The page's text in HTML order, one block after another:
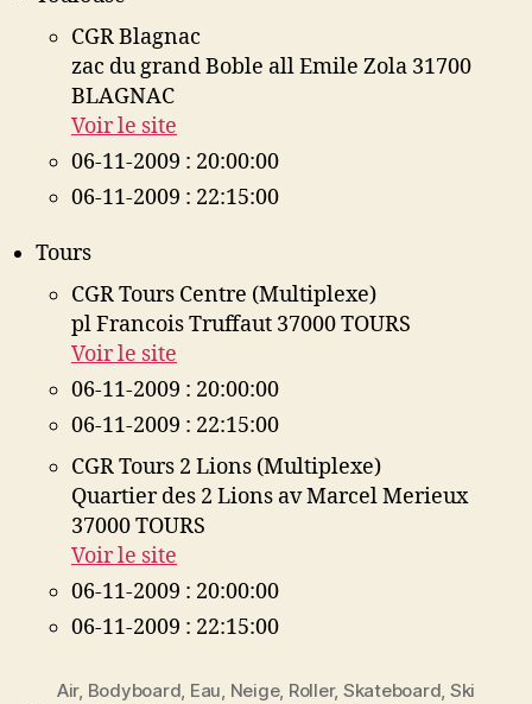
CGR Blagnac
zac du grand Boble all Emile Zola 31700
BLAGNAC
Voir le site
06-11-2009 : 20:00:00
06-11-2009 : 22:15:00
Tours
CGR Tours Centre (Multiplexe)
pl Francois Truffaut 37000 TOURS
Voir le site
06-11-2009 : 20:00:00
06-11-2009 : 22:15:00
CGR Tours 2 Lions (Multiplexe)
Quartier des 2 Lions av Marcel Merieux
37000 TOURS
Voir le site
06-11-2009 : 20:00:00
06-11-2009 : 22:15:00
Air, Bodyboard, Eau, Neige, Roller, Skateboard, Ski